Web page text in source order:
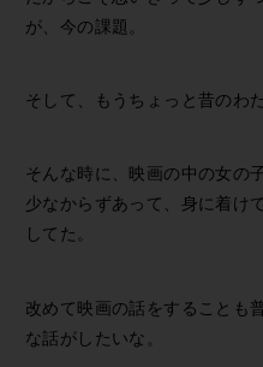
が、今の課題。
そして、もうちょっと昔のわ
そんな時に、映画の中の女の
少なからずあって、身に着け
してた。
改めて映画の話をすることも
な話がしたいな。